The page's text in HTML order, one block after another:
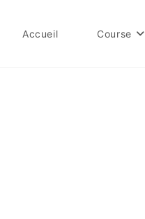
Accueil Course